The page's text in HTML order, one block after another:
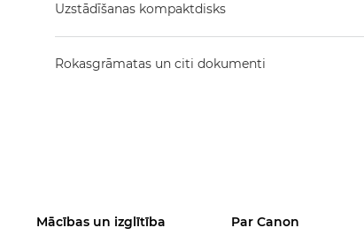
Uzstādīšanas kompaktdisks
Rokasgrāmatas un citi dokumenti
Mācības un izglītība Par Canon